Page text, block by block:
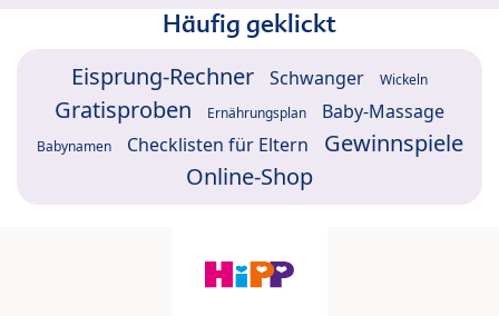
Häufig geklickt
Eisprung-Rechner Schwanger Wickeln
Gratisproben Ernährungsplan Baby-Massage
Babynamen Checklisten für Eltern
Gewinnspiele
Online-Shop